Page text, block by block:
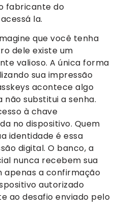
fabricante do
la.
que você tenha
dele existe um
valioso. A única forma
sua impressão
acontece algo
substitui a senha.
à chave
no dispositivo. Quem
identidade é essa
digital. O banco, a
nunca recebem sua
apenas a confirmação
autorizado
ao desafio enviado pelo